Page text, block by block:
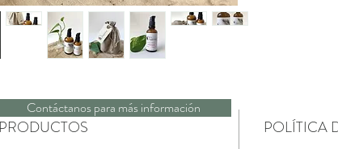
POLÍTICA
Contáctanos para más información